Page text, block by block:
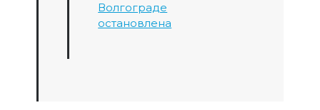
Волгограде
остановлена